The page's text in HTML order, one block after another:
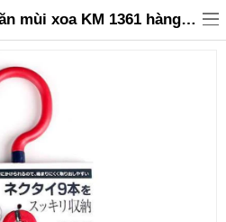
Móc treo 9 cà vạt, khăn mùi xoa KM 1361 hàng Nhật (Đỏ) - 45,000 | Sanhangre